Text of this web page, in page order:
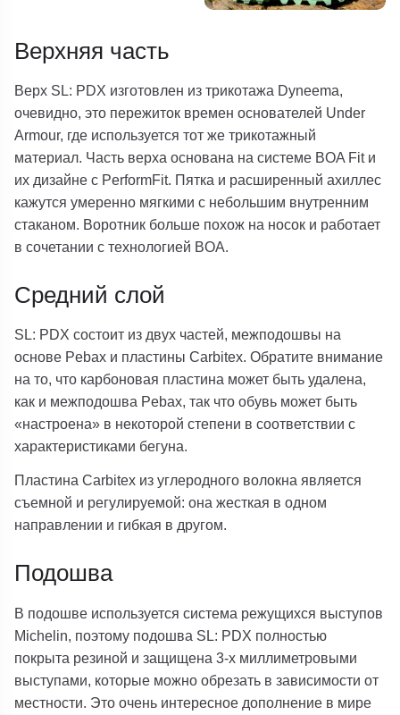
Верхняя часть
Верх SL: PDX изготовлен из трикотажа Dyneema,
очевидно, это пережиток времен основателей Under
Armour, где используется тот же трикотажный
материал. Часть верха основана на системе BOA Fit и
их дизайне с PerformFit. Пятка и расширенный ахиллес
кажутся умеренно мягкими с небольшим внутренним
стаканом. Воротник больше похож на носок и работает
в сочетании с технологией BOA.
Средний слой
SL: PDX состоит из двух частей, межподошвы на
основе Pebax и пластины Carbitex. Обратите внимание
на то, что карбоновая пластина может быть удалена,
как и межподошва Pebax, так что обувь может быть
«настроена» в некоторой степени в соответствии с
характеристиками бегуна.
Пластина Carbitex из углеродного волокна является
съемной и регулируемой: она жесткая в одном
направлении и гибкая в другом.
Подошва
В подошве используется система режущихся выступов
Michelin, поэтому подошва SL: PDX полностью
покрыта резиной и защищена 3-х миллиметровыми
выступами, которые можно обрезать в зависимости от
местности. Это очень интересное дополнение в мире